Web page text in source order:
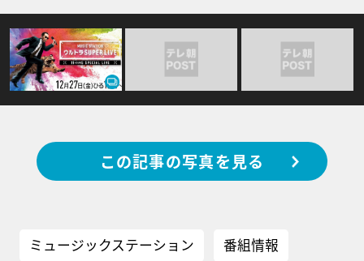
この記事の写真を見る
ミュージックステーション 番組情報